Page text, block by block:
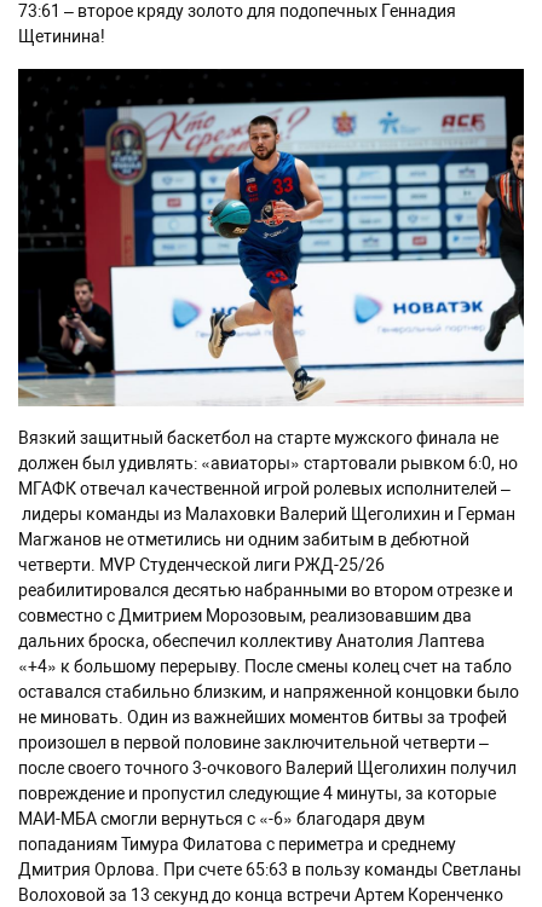
73:61 – второе кряду золото для подопечных Геннадия
Щетинина!
Вязкий защитный баскетбол на старте мужского финала не
должен был удивлять: «авиаторы» стартовали рывком 6:0, но
МГАФК отвечал качественной игрой ролевых исполнителей –
лидеры команды из Малаховки Валерий Щеголихин и Герман
Магжанов не отметились ни одним забитым в дебютной
четверти. MVP Студенческой лиги РЖД-25/26
реабилитировался десятью набранными во втором отрезке и
совместно с Дмитрием Морозовым, реализовавшим два
дальних броска, обеспечил коллективу Анатолия Лаптева
«+4» к большому перерыву. После смены колец счет на табло
оставался стабильно близким, и напряженной концовки было
не миновать. Один из важнейших моментов битвы за трофей
произошел в первой половине заключительной четверти –
после своего точного 3-очкового Валерий Щеголихин получил
повреждение и пропустил следующие 4 минуты, за которые
МАИ-МБА смогли вернуться с «-6» благодаря двум
попаданиям Тимура Филатова с периметра и среднему
Дмитрия Орлова. При счете 65:63 в пользу команды Светланы
Волоховой за 13 секунд до конца встречи Артем Коренченко